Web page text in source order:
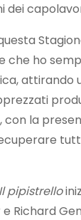
dei
che ho
attirando
la
Il pipistrello
Richard